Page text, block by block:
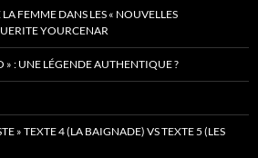
FEMME DANS LES « NOUVELLES
YOURCENAR
» : UNE LÉGENDE AUTHENTIQUE ?
» TEXTE 4 (LA BAIGNADE) VS TEXTE 5 (LES